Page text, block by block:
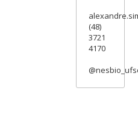
(48)
3721
4170